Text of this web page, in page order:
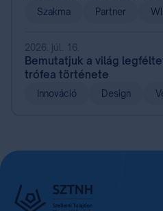
Szakma Partner
2026. júl. 16.
Bemutatjuk a világ
trófea története
Innováció Design